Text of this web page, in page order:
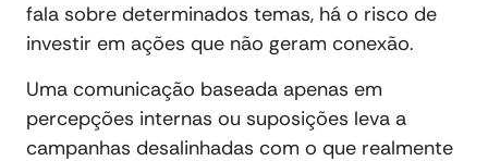
fala sobre determinados temas, há o risco de
investir em ações que não geram conexão.
Uma comunicação baseada apenas em
percepções internas ou suposições leva a
campanhas desalinhadas com o que realmente